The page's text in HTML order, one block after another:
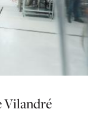
Vilandré